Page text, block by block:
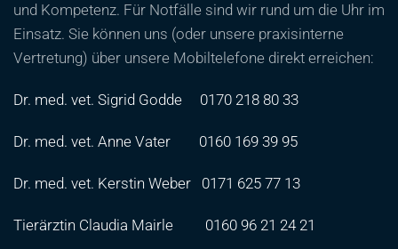
und Kompetenz. Für Notfälle sind wir rund um die Uhr im
Einsatz. Sie können uns (oder unsere praxisinterne
Vertretung) über unsere Mobiltelefone direkt erreichen:
Dr. med. vet. Sigrid Godde 0170 218 80 33
Dr. med. vet. Anne Vater 0160 169 39 95
Dr. med. vet. Kerstin Weber 0171 625 77 13
Tierärztin Claudia Mairle 0160 96 21 24 21